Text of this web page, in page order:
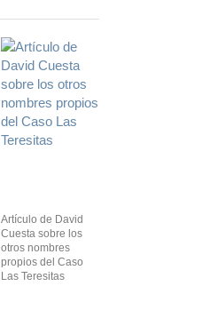
Artículo de David
Cuesta sobre los
otros nombres
propios del Caso
Las Teresitas